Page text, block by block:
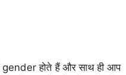
होते हैं और साथ ही आप